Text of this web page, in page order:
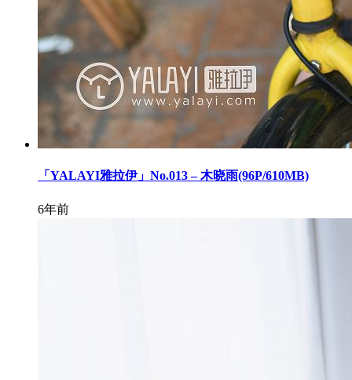
「YALAYI雅拉伊」No.013 – 木晓雨(96P/610MB)
6年前